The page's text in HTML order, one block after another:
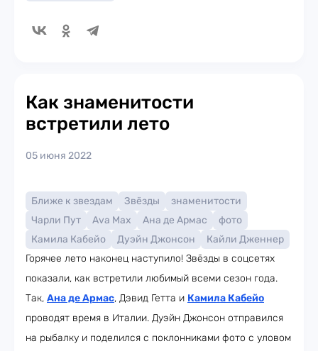
Как знаменитости
встретили лето
05 июня 2022
Ближе к звездам Звёзды
знаменитости
Чарли Пут
Ava Max Ана де Армас
фото
Камила Кабейо
Дуэйн Джонсон
Кайли Дженнер
Горячее лето наконец наступило! Звёзды в соцсетях
показали, как встретили любимый всеми сезон года.
Так, Ана де Армас, Дэвид Гетта и Камила Кабейо
проводят время в Италии. Дуэйн Джонсон отправился
на рыбалку и поделился с поклонниками фото с уловом